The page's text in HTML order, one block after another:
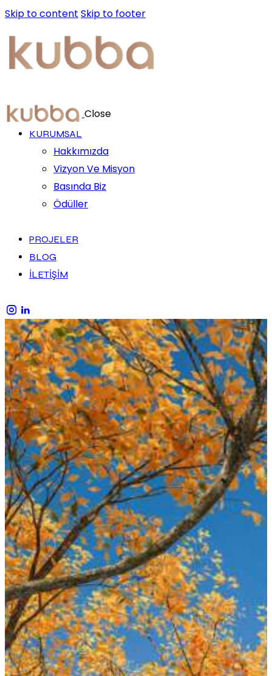
Skip to content Skip to footer
Close
KURUMSAL
Hakkımızda
Vizyon Ve Misyon
Basında Biz
Ödüller
PROJELER
BLOG
İLETİŞİM